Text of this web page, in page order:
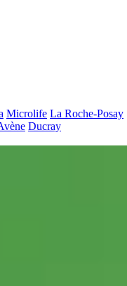
Microlife La Roche-Posay
Ducray